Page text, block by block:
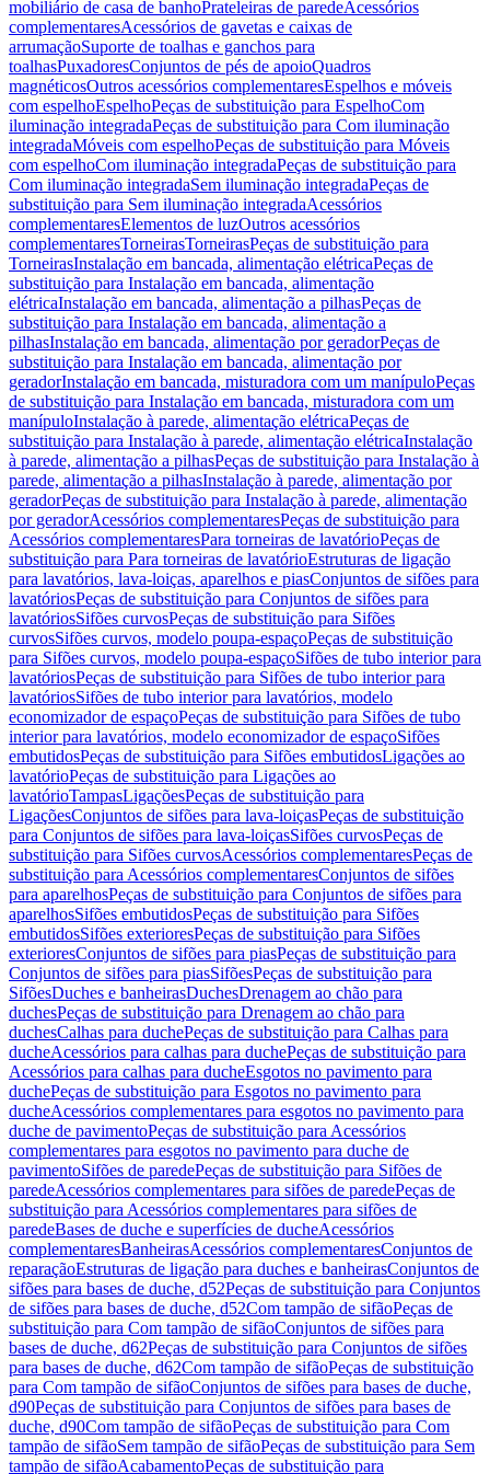
mobiliário de casa de banhoPrateleiras de paredeAcessórios
complementaresAcessórios de gavetas e caixas de
arrumaçãoSuporte de toalhas e ganchos para
toalhasPuxadoresConjuntos de pés de apoioQuadros
magnéticosOutros acessórios complementaresEspelhos e móveis
com espelhoEspelhoPeças de substituição para EspelhoCom
iluminação integradaPeças de substituição para Com iluminação
integradaMóveis com espelhoPeças de substituição para Móveis
com espelhoCom iluminação integradaPeças de substituição para
Com iluminação integradaSem iluminação integradaPeças de
substituição para Sem iluminação integradaAcessórios
complementaresElementos de luzOutros acessórios
complementaresTorneirasTorneirasPeças de substituição para
TorneirasInstalação em bancada, alimentação elétricaPeças de
substituição para Instalação em bancada, alimentação
elétricaInstalação em bancada, alimentação a pilhasPeças de
substituição para Instalação em bancada, alimentação a
pilhasInstalação em bancada, alimentação por geradorPeças de
substituição para Instalação em bancada, alimentação por
geradorInstalação em bancada, misturadora com um manípuloPeças
de substituição para Instalação em bancada, misturadora com um
manípuloInstalação à parede, alimentação elétricaPeças de
substituição para Instalação à parede, alimentação elétricaInstalação
à parede, alimentação a pilhasPeças de substituição para Instalação à
parede, alimentação a pilhasInstalação à parede, alimentação por
geradorPeças de substituição para Instalação à parede, alimentação
por geradorAcessórios complementaresPeças de substituição para
Acessórios complementaresPara torneiras de lavatórioPeças de
substituição para Para torneiras de lavatórioEstruturas de ligação
para lavatórios, lava-loiças, aparelhos e piasConjuntos de sifões para
lavatóriosPeças de substituição para Conjuntos de sifões para
lavatóriosSifões curvosPeças de substituição para Sifões
curvosSifões curvos, modelo poupa-espaçoPeças de substituição
para Sifões curvos, modelo poupa-espaçoSifões de tubo interior para
lavatóriosPeças de substituição para Sifões de tubo interior para
lavatóriosSifões de tubo interior para lavatórios, modelo
economizador de espaçoPeças de substituição para Sifões de tubo
interior para lavatórios, modelo economizador de espaçoSifões
embutidosPeças de substituição para Sifões embutidosLigações ao
lavatórioPeças de substituição para Ligações ao
lavatórioTampasLigaçõesPeças de substituição para
LigaçõesConjuntos de sifões para lava-loiçasPeças de substituição
para Conjuntos de sifões para lava-loiçasSifões curvosPeças de
substituição para Sifões curvosAcessórios complementaresPeças de
substituição para Acessórios complementaresConjuntos de sifões
para aparelhosPeças de substituição para Conjuntos de sifões para
aparelhosSifões embutidosPeças de substituição para Sifões
embutidosSifões exterioresPeças de substituição para Sifões
exterioresConjuntos de sifões para piasPeças de substituição para
Conjuntos de sifões para piasSifõesPeças de substituição para
SifõesDuches e banheirasDuchesDrenagem ao chão para
duchesPeças de substituição para Drenagem ao chão para
duchesCalhas para duchePeças de substituição para Calhas para
ducheAcessórios para calhas para duchePeças de substituição para
Acessórios para calhas para ducheEsgotos no pavimento para
duchePeças de substituição para Esgotos no pavimento para
ducheAcessórios complementares para esgotos no pavimento para
duche de pavimentoPeças de substituição para Acessórios
complementares para esgotos no pavimento para duche de
pavimentoSifões de paredePeças de substituição para Sifões de
paredeAcessórios complementares para sifões de paredePeças de
substituição para Acessórios complementares para sifões de
paredeBases de duche e superfícies de ducheAcessórios
complementaresBanheirasAcessórios complementaresConjuntos de
reparaçãoEstruturas de ligação para duches e banheirasConjuntos de
sifões para bases de duche, d52Peças de substituição para Conjuntos
de sifões para bases de duche, d52Com tampão de sifãoPeças de
substituição para Com tampão de sifãoConjuntos de sifões para
bases de duche, d62Peças de substituição para Conjuntos de sifões
para bases de duche, d62Com tampão de sifãoPeças de substituição
para Com tampão de sifãoConjuntos de sifões para bases de duche,
d90Peças de substituição para Conjuntos de sifões para bases de
duche, d90Com tampão de sifãoPeças de substituição para Com
tampão de sifãoSem tampão de sifãoPeças de substituição para Sem
tampão de sifãoAcabamentoPeças de substituição para